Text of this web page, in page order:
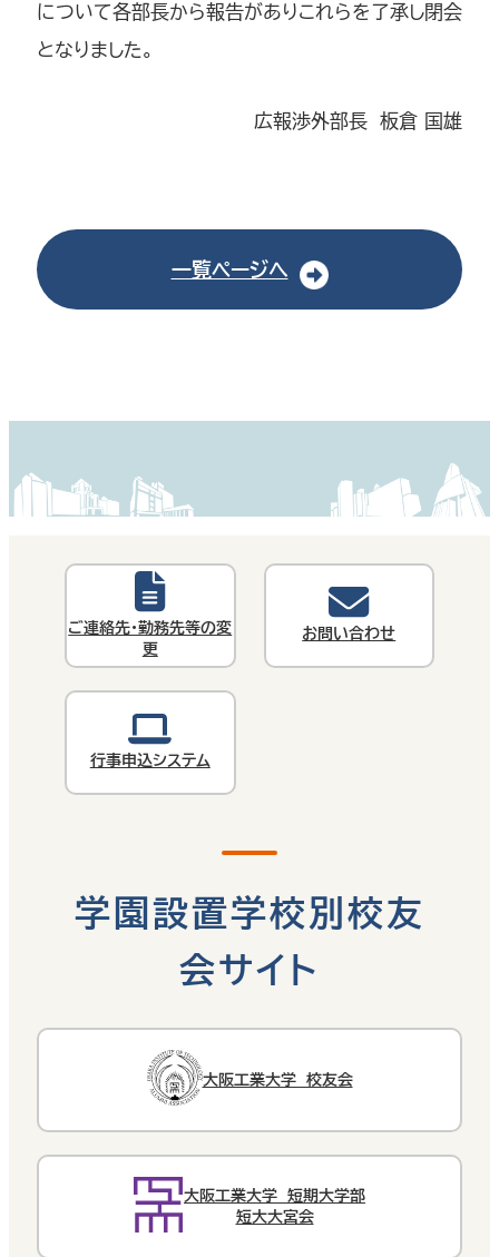
について各部長から報告がありこれらを了承し閉会
となりました。
広報渉外部長 板倉 国雄
一覧ページへ
ご連絡先・勤務先等の変
更
お問い合わせ
行事申込システム
学園設置学校別校友
会サイト
大阪工業大学 校友会
大阪工業大学 短期大学部
短大大宮会